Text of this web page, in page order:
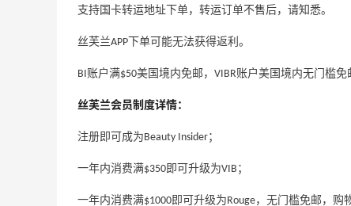
支持国卡转运地址下单，转运订单不售后，请知悉。
丝芙兰APP下单可能无法获得返利。
BI账户满$50美国境内免邮，VIBR账户美国境内无门槛免
丝芙兰会员制度详情：
注册即可成为Beauty Insider；
一年内消费满$350即可升级为VIB；
一年内消费满$1000即可升级为Rouge，无门槛免邮，购